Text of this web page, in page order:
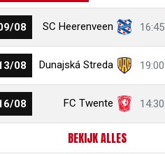
08 SC Heerenveen 16:45
08 Dunajská Streda 19:00
08 FC Twente 14:30
BEKIJK ALLES